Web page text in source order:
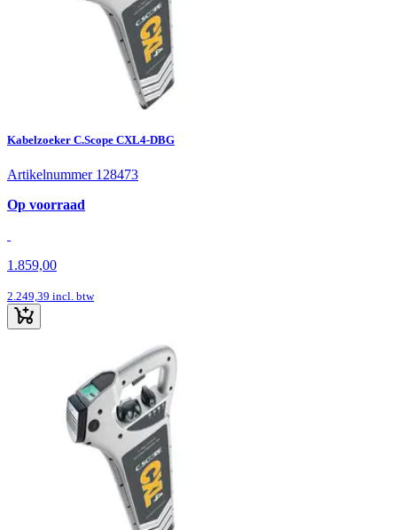
Kabelzoeker C.Scope CXL4-DBG
Artikelnummer 128473
Op voorraad
1.859,00
2.249,39 incl. btw